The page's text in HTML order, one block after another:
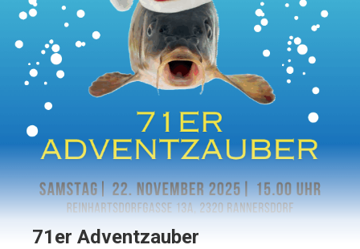
71er Adventzauber